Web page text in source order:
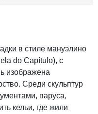
в стиле мануэлино
do Capítulo), с
изображена
Среди скульптур
паруса,
кельи, где жили